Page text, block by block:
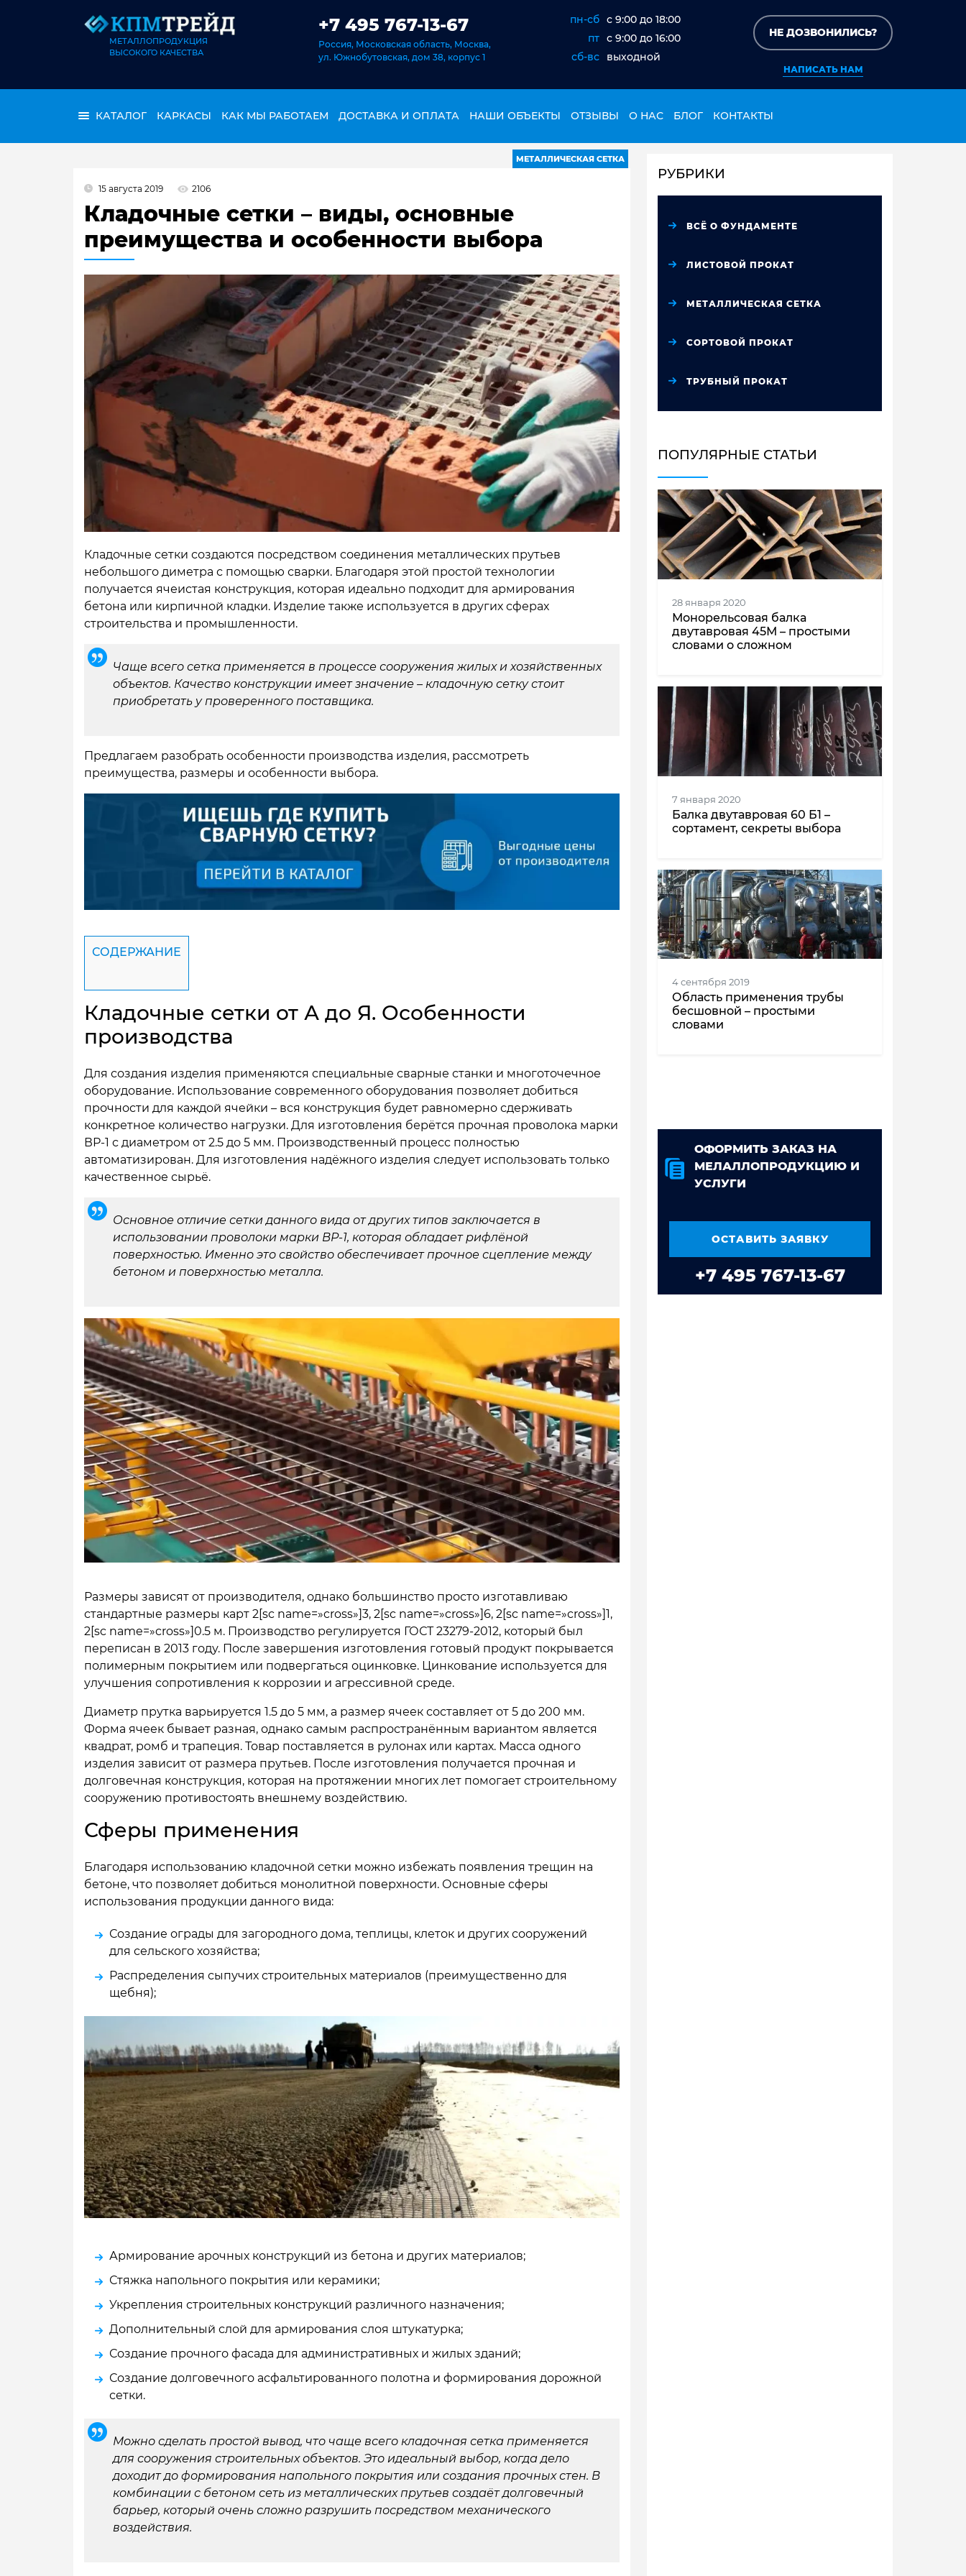
МЕТАЛЛОПРОДУКЦИЯ
ВЫСОКОГО КАЧЕСТВА
+7 495 767-13-67
Россия, Московская область, Москва,
ул. Южнобутовская, дом 38, корпус 1
пн-сб c 9:00 до 18:00
пт c 9:00 до 16:00
сб-вс
выходной
НЕ ДОЗВОНИЛИСЬ?
НАПИСАТЬ НАМ
КАТАЛОГ КАРКАСЫ КАК МЫ РАБОТАЕМ ДОСТАВКА И ОПЛАТА НАШИ ОБЪЕКТЫ ОТЗЫВЫ О НАС БЛОГ КОНТАКТЫ
МЕТАЛЛИЧЕСКАЯ СЕТКА
15 августа 2019 2106
Кладочные сетки – виды, основные
преимущества и особенности выбора
Кладочные сетки создаются посредством соединения металлических прутьев
небольшого диметра с помощью сварки. Благодаря этой простой технологии
получается ячеистая конструкция, которая идеально подходит для армирования
бетона или кирпичной кладки. Изделие также используется в других сферах
строительства и промышленности.
Чаще всего сетка применяется в процессе сооружения жилых и хозяйственных
объектов. Качество конструкции имеет значение – кладочную сетку стоит
приобретать у проверенного поставщика.
Предлагаем разобрать особенности производства изделия, рассмотреть
преимущества, размеры и особенности выбора.
СОДЕРЖАНИЕ
Кладочные сетки от А до Я. Особенности
производства
Для создания изделия применяются специальные сварные станки и многоточечное
оборудование. Использование современного оборудования позволяет добиться
прочности для каждой ячейки – вся конструкция будет равномерно сдерживать
конкретное количество нагрузки. Для изготовления берётся прочная проволока марки
ВР-1 с диаметром от 2.5 до 5 мм. Производственный процесс полностью
автоматизирован. Для изготовления надёжного изделия следует использовать только
качественное сырьё.
Основное отличие сетки данного вида от других типов заключается в
использовании проволоки марки ВР-1, которая обладает рифлёной
поверхностью. Именно это свойство обеспечивает прочное сцепление между
бетоном и поверхностью металла.
Размеры зависят от производителя, однако большинство просто изготавливаю
стандартные размеры карт 2[sc name=»cross»]3, 2[sc name=»cross»]6, 2[sc name=»cross»]1,
2[sc name=»cross»]0.5 м. Производство регулируется ГОСТ 23279-2012, который был
переписан в 2013 году. После завершения изготовления готовый продукт покрывается
полимерным покрытием или подвергаться оцинковке. Цинкование используется для
улучшения сопротивления к коррозии и агрессивной среде.
Диаметр прутка варьируется 1.5 до 5 мм, а размер ячеек составляет от 5 до 200 мм.
Форма ячеек бывает разная, однако самым распространённым вариантом является
квадрат, ромб и трапеция. Товар поставляется в рулонах или картах. Масса одного
изделия зависит от размера прутьев. После изготовления получается прочная и
долговечная конструкция, которая на протяжении многих лет помогает строительному
сооружению противостоять внешнему воздействию.
Сферы применения
Благодаря использованию кладочной сетки можно избежать появления трещин на
бетоне, что позволяет добиться монолитной поверхности. Основные сферы
использования продукции данного вида:
Создание ограды для загородного дома, теплицы, клеток и других сооружений
для сельского хозяйства;
Распределения сыпучих строительных материалов (преимущественно для
щебня);
Армирование арочных конструкций из бетона и других материалов;
Стяжка напольного покрытия или керамики;
Укрепления строительных конструкций различного назначения;
Дополнительный слой для армирования слоя штукатурка;
Создание прочного фасада для административных и жилых зданий;
Создание долговечного асфальтированного полотна и формирования дорожной
сетки.
Можно сделать простой вывод, что чаще всего кладочная сетка применяется
для сооружения строительных объектов. Это идеальный выбор, когда дело
доходит до формирования напольного покрытия или создания прочных стен. В
комбинации с бетоном сеть из металлических прутьев создаёт долговечный
барьер, который очень сложно разрушить посредством механического
воздействия.
РУБРИКИ
ВСЁ О ФУНДАМЕНТЕ
ЛИСТОВОЙ ПРОКАТ
МЕТАЛЛИЧЕСКАЯ СЕТКА
СОРТОВОЙ ПРОКАТ
ТРУБНЫЙ ПРОКАТ
ПОПУЛЯРНЫЕ СТАТЬИ
28 января 2020
Монорельсовая балка
двутавровая 45М – простыми
словами о сложном
7 января 2020
Балка двутавровая 60 Б1 –
сортамент, секреты выбора
4 сентября 2019
Область применения трубы
бесшовной – простыми
словами
ОФОРМИТЬ ЗАКАЗ НА
МЕЛАЛЛОПРОДУКЦИЮ И
УСЛУГИ
ОСТАВИТЬ ЗАЯВКУ
+7 495 767-13-67